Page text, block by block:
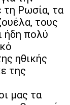
τη Ρωσία, τα
τους
ήδη πολύ
ηθικής
της
μας τα